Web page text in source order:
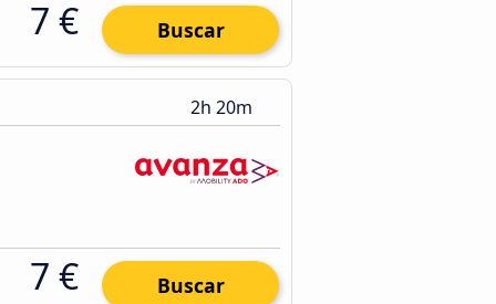
7 € Buscar
2h 20m
7 € Buscar